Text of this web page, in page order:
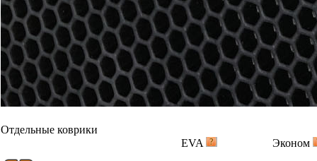
Отдельные коврики
EVA
Эконом